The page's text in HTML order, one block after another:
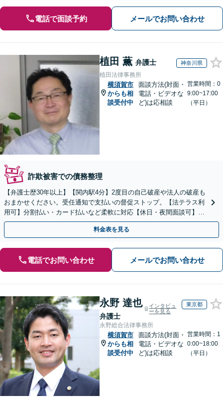
電話で面談予約 メールでお問い合わせ
植田 薫 弁護士 神奈川県
植田法律事務所
横須賀市
からも相
談受付中
面談方法(対面・
電話・ビデオな
ど)は応相談
営業時間：0
9:00~17:00
（平日）
詐欺被害での債務整理
【弁護士歴30年以上】【関内駅4分】2度目の自己破産や法人の破産も
おまかせください。受任通知で支払いの督促ストップ。【法テラス利
用可】分割払い・カード払いなど柔軟に対応【休日・夜間面談可】
【電話／メール／ビデオ面談可】
料金表を見る
電話でお問い合わせ メールでお問い合わせ
永野 達也
弁護士
インタビュ
ーを見る
東京都
永野総合法律事務所
横須賀市
からも相
談受付中
面談方法(対面・
電話・ビデオな
ど)は応相談
営業時間：1
0:00~18:00
（平日）